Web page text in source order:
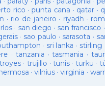
rico ·punta cana · qatar ·
· rio de janeiro · riyadh ·
· san diego · san francisco ·
· sao paulo · sarasota ·
· sri lanka · stirling
· tanzania ·tasmania ·
troyes· trujillo ·tunis ·turku ·
· vilnius·virginia ·